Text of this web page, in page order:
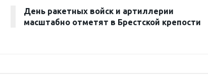
День ракетных войск и артиллерии
масштабно отметят в Брестской крепости